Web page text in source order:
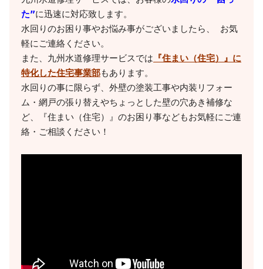
た”に迅速に対応致します。
水回りのお困り事やお悩み事がございましたら、 お気
軽にご連絡ください。
また、九州水道修理サービスでは 『住まい（住宅）』に
特化した住宅事業部もあります。
水回りの事に限らず、外壁の塗装工事や内装リフォー
ム・網戸の張り替えやちょっとした壁の穴あき補修な
ど、『住まい（住宅）』のお困り事などもお気軽にご連
絡・ご相談ください！